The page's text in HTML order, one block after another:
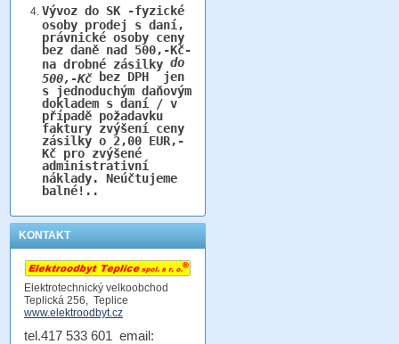
Vývoz do SK -fyzické
osoby prodej s daní,
právnické osoby ceny
bez daně nad 500,-Kč-
na drobné zásilky do
500,-Kčbez DPH jen
s jednoduchým daňovým
dokladem s daní / v
případě požadavku
faktury zvýšení ceny
zásilky o 2,00 EUR,-
Kč pro zvýšené
administrativní
náklady. Neúčtujeme
balné!..
KONTAKT
Elektrotechnický velkoobchod
Teplická 256, Teplice
www.elektroodbyt.cz
tel.417 533 601 email: